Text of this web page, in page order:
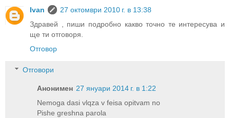
Ivan
27 октомври 2010 г. в 13:38
Здравей , пиши подробно какво точно те интересува и
ще ти отговоря.
Отговор
Отговори
Анонимен 27 януари 2014 г. в 1:22
Nemoga dasi vlqza v feisa opitvam no
Pishe greshna parola